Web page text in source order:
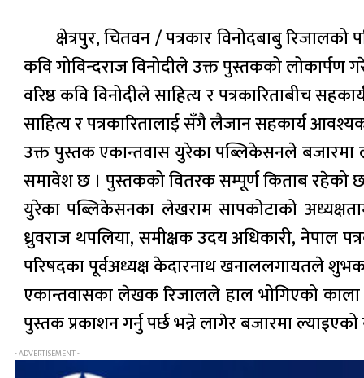
क्षेत्रपुर, चितवन / पत्रकार विनोदबाबु रिजालको
कवि गोविन्दराज विनोदीले उक्त पुस्तकको लोकार्पण
वरिष्ठ कवि विनोदीले साहित्य र पत्रकारिताबीच
साहित्य र पत्रकारितालाई सँगै लैजान सहकार्य
उक्त पुस्तक एकान्तवास युरेका पब्लिकेसनले बजारमा
समावेश छ । पुस्तकको वितरक सम्पूर्ण किताब रहेको
युरेका पब्लिकेसनका लेखराम सापकोटाको
ध्रुवराज थपलिया, समीक्षक उदय अधिकारी, नेपाल
परिषदका पूर्वअध्यक्ष केदारनाथ खनाललगायतले
एकान्तवासका लेखक रिजालले हाल भोगिएको
पुस्तक प्रकाशन गर्नु पर्छ भन्ने लागेर बजारमा
- ADVERTISEMENT -